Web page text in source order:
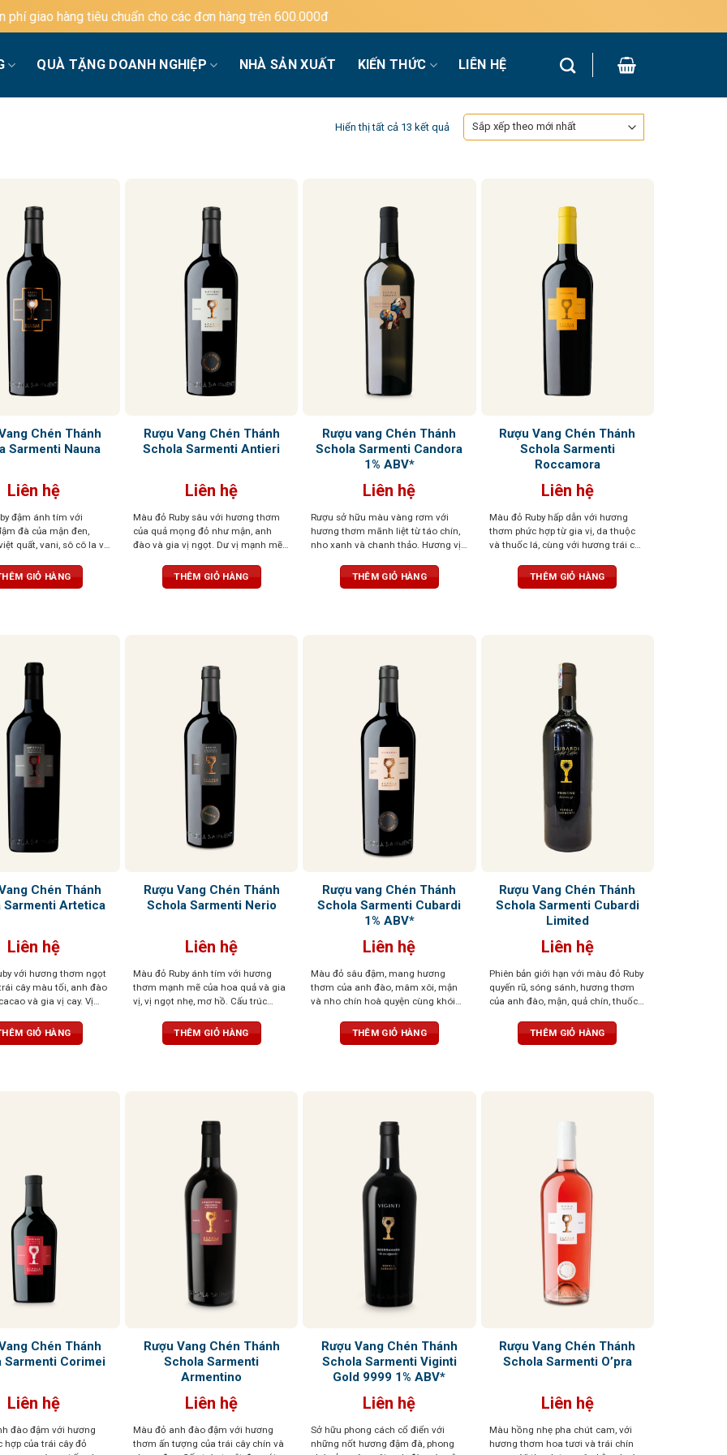
cho các đơn hàng trên 600.000đ
QUÀ TẶNG DOANH NGHIỆP NHÀ SẢN XUẤT KIẾN THỨC LIÊN HỆ
Hiển thị tất cả 13 kết quảĐã
sắp
Chén Thánh
Sarmenti Nauna
Liên hệ
đậm ánh tím với
đà của mận đen,
quất, vani, sô cô la và
mềm mại và dư vị trái
dài
GIỎ HÀNG
Rượu Vang Chén Thánh
Schola Sarmenti Antieri
Liên hệ
Màu đỏ Ruby sâu với hương thơm
của quả mọng đỏ như mận, anh
đào và gia vị ngọt. Dư vị mạnh mẽ,
dẻo dai trên vòm miệng
THÊM GIỎ HÀNG
Rượu vang Chén Thánh
Schola Sarmenti Candora
1% ABV*
Liên hệ
Rượu sở hữu màu vàng rơm với
hương thơm mãnh liệt từ táo chín,
nho xanh và chanh thảo. Hương vị
hoàn hảo, tannin nhẹ nhàng không
gắt, dư vị kéo dài và tinh tế
THÊM GIỎ HÀNG
Rượu Vang Chén Thánh
Schola Sarmenti
Roccamora
Liên hệ
Màu đỏ Ruby hấp dẫn với hương
thơm phức hợp từ gia vị, da thuộc
và thuốc lá, cùng với hương trái cây
tannin dịu nhẹ, và dư vị hơi đắng
kéo dài, để lại ấn tượng khó quên
THÊM GIỎ HÀNG
Chén Thánh
Sarmenti Artetica
Liên hệ
với hương thơm ngọt
cây màu tối, anh đào
và gia vị cay. Vị
và mượt, cân bằng,
GIỎ HÀNG
Rượu Vang Chén Thánh
Schola Sarmenti Nerio
Liên hệ
Màu đỏ Ruby ánh tím với hương
thơm mạnh mẽ của hoa quả và gia
vị, vị ngọt nhẹ, mơ hồ. Cấu trúc
THÊM GIỎ HÀNG
Rượu vang Chén Thánh
Schola Sarmenti Cubardi
1% ABV*
Liên hệ
Màu đỏ sâu đậm, mang hương
thơm của anh đào, mâm xôi, mận
và nho chín hoà quyện cùng khói
THÊM GIỎ HÀNG
Rượu Vang Chén Thánh
Schola Sarmenti Cubardi
Limited
Liên hệ
Phiên bản giới hạn với màu đỏ Ruby
quyến rũ, sóng sánh, hương thơm
của anh đào, mận, quả chín, thuốc
gỗ sồi, đất, hạnh nhân và đinh
hương. Dư vị sâu lắng, ấn tượng
THÊM GIỎ HÀNG
Chén Thánh
Sarmenti Corimei
Liên hệ
đào đậm với hương
hợp của trái cây đỏ
Rượu Vang Chén Thánh
Schola Sarmenti
Armentino
Liên hệ
Màu đỏ anh đào đậm với hương
thơm ấn tượng của trái cây chín và
Rượu Vang Chén Thánh
Schola Sarmenti Viginti
Gold 9999 1% ABV*
Liên hệ
Sở hữu phong cách cổ điển với
những nốt hương đậm đà, phong
Rượu Vang Chén Thánh
Schola Sarmenti O’pra
Liên hệ
Màu hồng nhẹ pha chút cam, với
hương thơm hoa tươi và trái chín